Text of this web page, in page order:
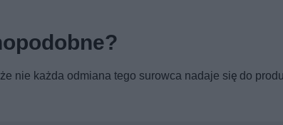
nie każda odmiana tego surowca nadaje się do